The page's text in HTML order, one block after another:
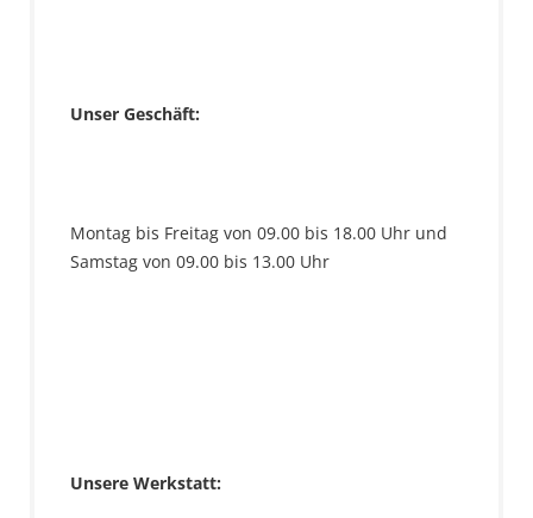
Unser Geschäft:
Montag bis Freitag von 09.00 bis 18.00 Uhr und
Samstag von 09.00 bis 13.00 Uhr
Unsere Werkstatt: